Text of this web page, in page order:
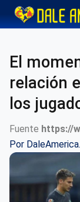
El
relación
los
Fuente https://
Por